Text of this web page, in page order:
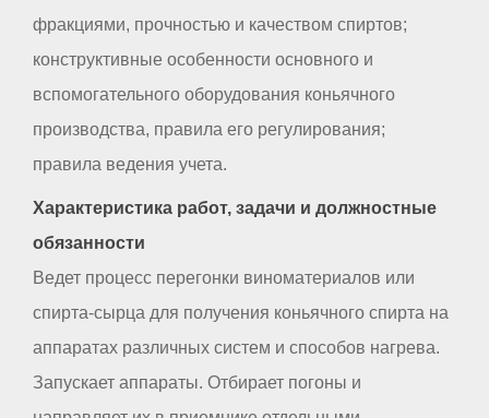
фракциями, прочностью и качеством спиртов;
конструктивные особенности основного и
вспомогательного оборудования коньячного
производства, правила его регулирования;
правила ведения учета.
Характеристика работ, задачи и должностные
обязанности
Ведет процесс перегонки виноматериалов или
спирта-сырца для получения коньячного спирта на
аппаратах различных систем и способов нагрева.
Запускает аппараты. Отбирает погоны и